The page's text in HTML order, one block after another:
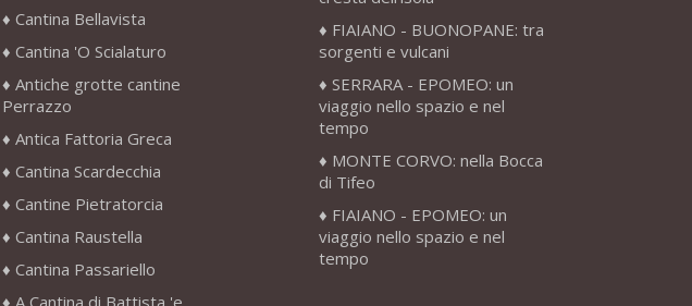
Cantina Bellavista
Cantina 'O Scialaturo
Antiche grotte cantine
Perrazzo
Antica Fattoria Greca
Cantina Scardecchia
Cantine Pietratorcia
Cantina Raustella
Cantina Passariello
FIAIANO - BUONOPANE: tra
sorgenti e vulcani
SERRARA - EPOMEO: un
viaggio nello spazio e nel
tempo
MONTE CORVO: nella Bocca
di Tifeo
FIAIANO - EPOMEO: un
viaggio nello spazio e nel
tempo